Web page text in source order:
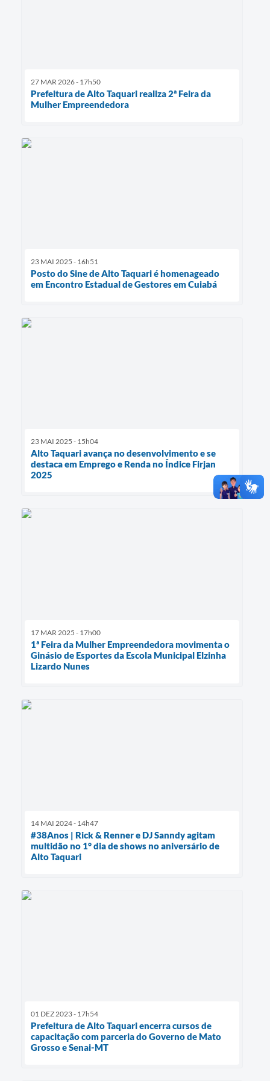
27 MAR 2026 - 17h50
Prefeitura de Alto Taquari realiza 2ª Feira da
Mulher Empreendedora
23 MAI 2025 - 16h51
Posto do Sine de Alto Taquari é homenageado
em Encontro Estadual de Gestores em Cuiabá
23 MAI 2025 - 15h04
Alto Taquari avança no desenvolvimento e se
destaca em Emprego e Renda no Índice Firjan
2025
17 MAR 2025 - 17h00
1ª Feira da Mulher Empreendedora movimenta o
Ginásio de Esportes da Escola Municipal Elzinha
Lizardo Nunes
14 MAI 2024 - 14h47
#38Anos | Rick & Renner e DJ Sanndy agitam
multidão no 1° dia de shows no aniversário de
Alto Taquari
01 DEZ 2023 - 17h54
Prefeitura de Alto Taquari encerra cursos de
capacitação com parceria do Governo de Mato
Grosso e Senai-MT